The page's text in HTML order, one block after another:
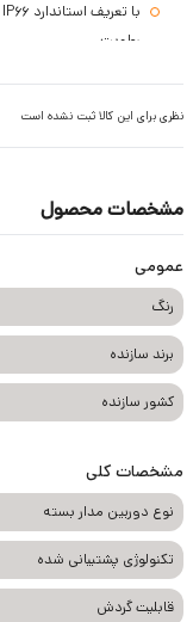
رطوبت
نظری برای این کالا ثبت نشده است
مشخصات محصول
عمومی
رنگ
برند سازنده
کشور سازنده
مشخصات کلی
نوع دوربین مدار بسته
تکنولوژی پشتیبانی شده
قابلیت گردش